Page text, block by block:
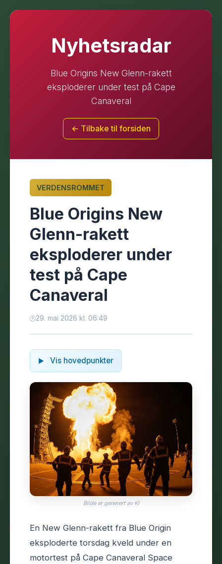
Nyhetsradar
Blue Origins New Glenn-rakett
eksploderer under test på Cape
Canaveral
← Tilbake til forsiden
VERDENSROMMET
Blue Origins New
Glenn-rakett
eksploderer under
test på Cape
Canaveral
29. mai 2026 kl. 06:49
Vis hovedpunkter
Bilde er generert av KI
En New Glenn-rakett fra Blue Origin
eksploderte torsdag kveld under en
motortest på Cape Canaveral Space